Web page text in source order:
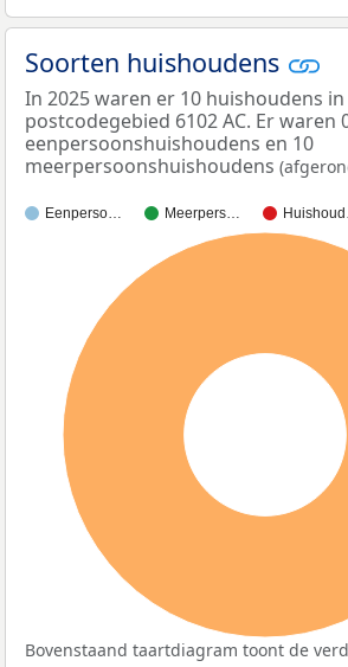
Soorten huishoudens
In 2025 waren er 10 huishoudens
postcodegebied 6102 AC. Er waren
eenpersoonshuishoudens en 10
meerpersoonshuishoudens
Eenperso… Meerpers…
Bovenstaand taartdiagram toont de